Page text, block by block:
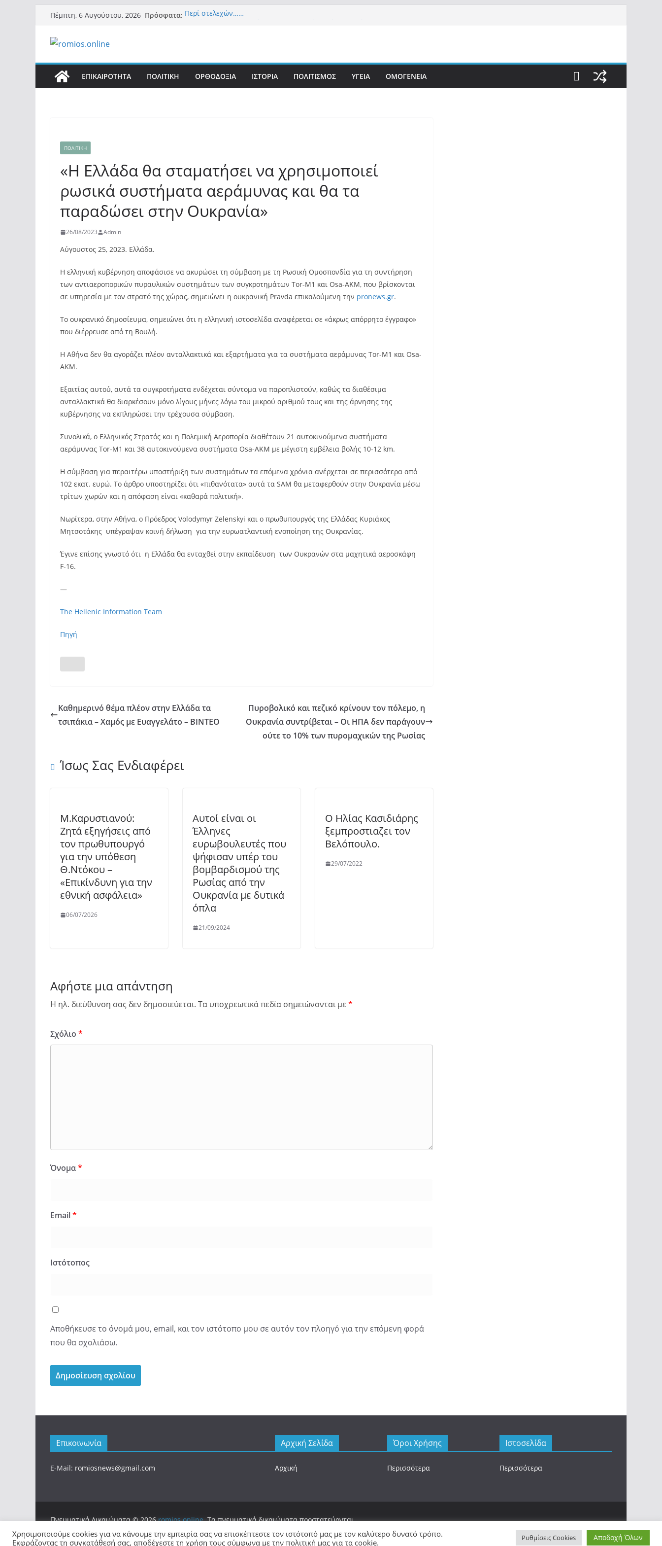
Μετάβαση
περιεχόμενο
Πέμπτη, 6 Αυγούστου, 2026 Πρόσφατα: Περί στελεχών……
ένοικοι του Μαξίμου σε πανικό, πατριωτικό τσουνάμι
σαρώνει την Ελλάδα
ΕΠΙΚΑΙΡΟΤΗΤΑ ΠΟΛΙΤΙΚΗ ΟΡΘΟΔΟΞΙΑ ΙΣΤΟΡΙΑ ΠΟΛΙΤΙΣΜΟΣ ΥΓΕΙΑ ΟΜΟΓΕΝΕΙΑ
ΠΟΛΙΤΙΚΗ
«Η Ελλάδα θα σταματήσει να χρησιμοποιεί
ρωσικά συστήματα αεράμυνας και θα τα
παραδώσει στην Ουκρανία»
26/08/2023 Admin
Αύγουστος 25, 2023. Ελλάδα.
Η ελληνική κυβέρνηση αποφάσισε να ακυρώσει τη σύμβαση με τη Ρωσική Ομοσπονδία για τη συντήρηση
των αντιαεροπορικών πυραυλικών συστημάτων των συγκροτημάτων Tor-M1 και Osa-AKM, που βρίσκονται
σε υπηρεσία με τον στρατό της χώρας, σημειώνει η ουκρανική Pravda επικαλούμενη την pronews.gr.
Το ουκρανικό δημοσίευμα, σημειώνει ότι η ελληνική ιστοσελίδα αναφέρεται σε «άκρως απόρρητο έγγραφο»
που διέρρευσε από τη Βουλή.
Η Αθήνα δεν θα αγοράζει πλέον ανταλλακτικά και εξαρτήματα για τα συστήματα αεράμυνας Tor-M1 και Osa-
AKM.
Εξαιτίας αυτού, αυτά τα συγκροτήματα ενδέχεται σύντομα να παροπλιστούν, καθώς τα διαθέσιμα
ανταλλακτικά θα διαρκέσουν μόνο λίγους μήνες λόγω του μικρού αριθμού τους και της άρνησης της
κυβέρνησης να εκπληρώσει την τρέχουσα σύμβαση.
Συνολικά, ο Ελληνικός Στρατός και η Πολεμική Αεροπορία διαθέτουν 21 αυτοκινούμενα συστήματα
αεράμυνας Tor-M1 και 38 αυτοκινούμενα συστήματα Osa-AKM με μέγιστη εμβέλεια βολής 10-12 km.
Η σύμβαση για περαιτέρω υποστήριξη των συστημάτων τα επόμενα χρόνια ανέρχεται σε περισσότερα από
102 εκατ. ευρώ. Το άρθρο υποστηρίζει ότι «πιθανότατα» αυτά τα SAM θα ​​μεταφερθούν στην Ουκρανία μέσω
τρίτων χωρών και η απόφαση είναι «καθαρά πολιτική».
Νωρίτερα, στην Αθήνα, ο Πρόεδρος Volodymyr Zelenskyi και ο πρωθυπουργός της Ελλάδας Κυριάκος
Μητσοτάκης υπέγραψαν κοινή δήλωση για την ευρωατλαντική ενοποίηση της Ουκρανίας.
Έγινε επίσης γνωστό ότι η Ελλάδα θα ενταχθεί στην εκπαίδευση των Ουκρανών στα μαχητικά αεροσκάφη
F-16.
—
The Hellenic Information Team
Πηγή
Καθημερινό θέμα πλέον στην Ελλάδα τα
τσιπάκια – Χαμός με Ευαγγελάτο – ΒΙΝΤΕΟ
Πυροβολικό και πεζικό κρίνουν τον πόλεμο, η
Ουκρανία συντρίβεται – Οι ΗΠΑ δεν παράγουν
ούτε το 10% των πυρομαχικών της Ρωσίας
Ίσως Σας Ενδιαφέρει
Μ.Καρυστιανού:
Ζητά εξηγήσεις από
τον πρωθυπουργό
για την υπόθεση
Θ.Ντόκου –
«Επικίνδυνη για την
εθνική ασφάλεια»
06/07/2026
Αυτοί είναι οι
Έλληνες
ευρωβουλευτές που
ψήφισαν υπέρ του
βομβαρδισμού της
Ρωσίας από την
Ουκρανία με δυτικά
όπλα
21/09/2024
Ο Ηλίας Κασιδιάρης
ξεμπροστιαζει τον
Βελόπουλο.
29/07/2022
Αφήστε μια απάντηση
Η ηλ. διεύθυνση σας δεν δημοσιεύεται. Τα υποχρεωτικά πεδία σημειώνονται με *
Σχόλιο *
Όνομα*
Email*
Ιστότοπος
Αποθήκευσε το όνομά μου, email, και τον ιστότοπο μου σε αυτόν τον πλοηγό για την επόμενη φορά
που θα σχολιάσω.
Επικοινωνία
E-Mail: romiosnews@gmail.com
Αρχική Σελίδα
Αρχική
Όροι Χρήσης
Περισσότερα
Ιστοσελίδα
Περισσότερα
Πνευματικά Δικαιώματα © 2026romios.online. Τα πνευματικά δικαιώματα προστατεύονται.
Θέμα: ColorMagαπό ThemeGrill. Κατασκευασμένο μεWordPress.
Χρησιμοποιούμε cookies για να κάνουμε την εμπειρία σας να επισκέπτεστε τον ιστότοπό μας με τον καλύτερο δυνατό τρόπο.
Εκφράζοντας τη συγκατάθεσή σας, αποδέχεστε τη χρήση τους σύμφωνα με την πολιτική μας για τα cookie.
Ρυθμίσεις Cookies Αποδοχή Όλων